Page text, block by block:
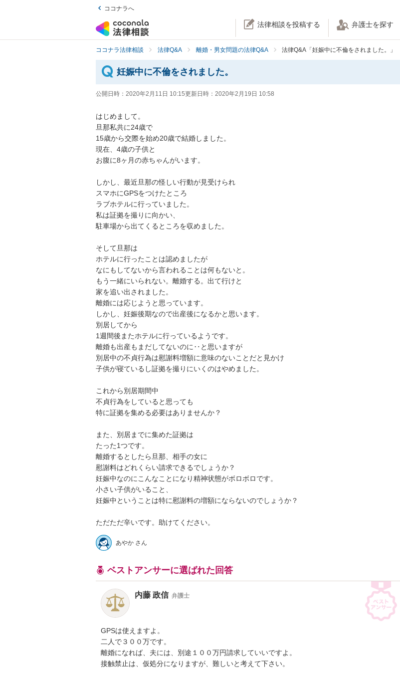
ココナラへ
法律相談を投稿する 弁護士を探す
ココナラ法律相談 法律Q&A 離婚・男女問題の法律Q&A 法律Q&A「妊娠中に不倫をされました。」
妊娠中に不倫をされました。
公開日時： 2020年2月11日 10:15更新日時： 2020年2月19日 10:58
はじめまして。
旦那私共に24歳で
15歳から交際を始め20歳で結婚しました。
現在、4歳の子供と
お腹に8ヶ月の赤ちゃんがいます。
しかし、最近旦那の怪しい行動が見受けられ
スマホにGPSをつけたところ
ラブホテルに行っていました。
私は証拠を撮りに向かい、
駐車場から出てくるところを収めました。
そして旦那は
ホテルに行ったことは認めましたが
なにもしてないから言われることは何もないと。
もう一緒にいられない。離婚する。出て行けと
家を追い出されました。
離婚には応じようと思っています。
しかし、妊娠後期なので出産後になるかと思います。
別居してから
1週間後またホテルに行っているようです。
離婚も出産もまだしてないのに‥と思いますが
別居中の不貞行為は慰謝料増額に意味のないことだと見かけ
子供が寝ているし証拠を撮りにいくのはやめました。
これから別居期間中
不貞行為をしていると思っても
特に証拠を集める必要はありませんか？
また、別居までに集めた証拠は
たった1つです。
離婚するとしたら旦那、相手の女に
慰謝料はどれくらい請求できるでしょうか？
妊娠中なのにこんなことになり精神状態がボロボロです。
小さい子供がいること、
妊娠中ということは特に慰謝料の増額にならないのでしょうか？
ただただ辛いです。助けてください。
あやか さん
ベストアンサーに選ばれた回答
内藤 政信 弁護士
GPSは使えますよ。
二人で３００万です。
離婚になれば、夫には、別途１００万円請求していいですよ。
接触禁止は、仮処分になりますが、難しいと考えて下さい。